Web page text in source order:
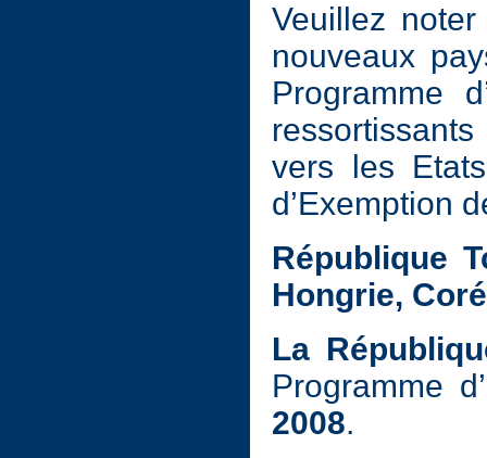
Veuillez
nouveaux
Programme
vers les
d’Exemption
République
Hongrie,
La
Programme
2008.